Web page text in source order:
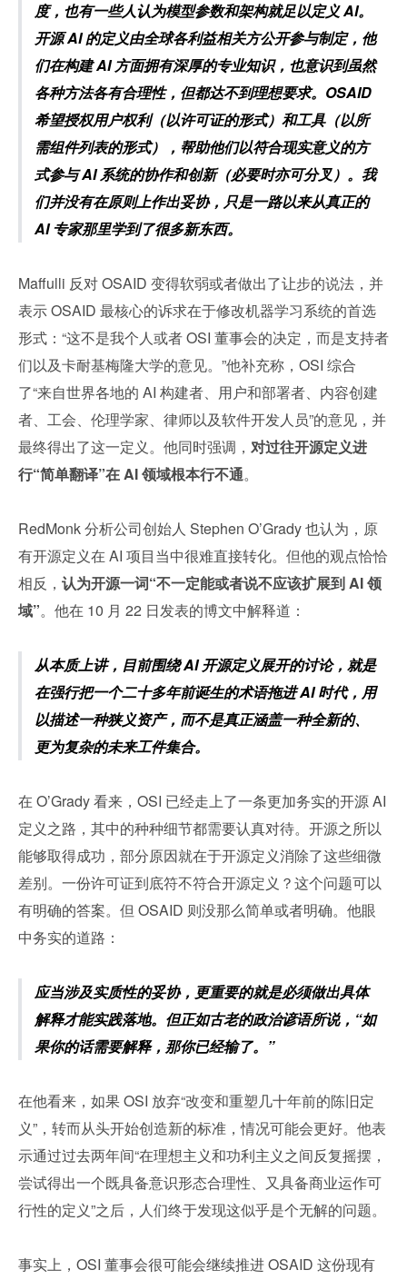
度，也有一些人认为模型参数和架构就足以定义 AI。
开源 AI 的定义由全球各利益相关方公开参与制定，他
们在构建 AI 方面拥有深厚的专业知识，也意识到虽然
各种方法各有合理性，但都达不到理想要求。OSAID
希望授权用户权利（以许可证的形式）和工具（以所
需组件列表的形式），帮助他们以符合现实意义的方
式参与 AI 系统的协作和创新（必要时亦可分叉）。我
们并没有在原则上作出妥协，只是一路以来从真正的
AI 专家那里学到了很多新东西。
Maffulli 反对 OSAID 变得软弱或者做出了让步的说法，并
表示 OSAID 最核心的诉求在于修改机器学习系统的首选
形式：“这不是我个人或者 OSI 董事会的决定，而是支持者
们以及卡耐基梅隆大学的意见。”他补充称，OSI 综合
了“来自世界各地的 AI 构建者、用户和部署者、内容创建
者、工会、伦理学家、律师以及软件开发人员”的意见，并
最终得出了这一定义。他同时强调， 对过往开源定义进
行“简单翻译”在 AI 领域根本行不通。
RedMonk 分析公司创始人 Stephen O’Grady 也认为，原
有开源定义在 AI 项目当中很难直接转化。但他的观点恰恰
相反， 认为开源一词“不一定能或者说不应该扩展到 AI 领
域”。他在 10 月 22 日发表的博文中解释道：
从本质上讲，目前围绕 AI 开源定义展开的讨论，就是
在强行把一个二十多年前诞生的术语拖进 AI 时代，用
以描述一种狭义资产，而不是真正涵盖一种全新的、
更为复杂的未来工件集合。
在 O’Grady 看来，OSI 已经走上了一条更加务实的开源 AI
定义之路，其中的种种细节都需要认真对待。开源之所以
能够取得成功，部分原因就在于开源定义消除了这些细微
差别。一份许可证到底符不符合开源定义？这个问题可以
有明确的答案。但 OSAID 则没那么简单或者明确。他眼
中务实的道路：
应当涉及实质性的妥协，更重要的就是必须做出具体
解释才能实践落地。但正如古老的政治谚语所说，“如
果你的话需要解释，那你已经输了。”
在他看来，如果 OSI 放弃“改变和重塑几十年前的陈旧定
义”，转而从头开始创造新的标准，情况可能会更好。他表
示通过过去两年间“在理想主义和功利主义之间反复摇摆，
尝试得出一个既具备意识形态合理性、又具备商业运作可
行性的定义”之后，人们终于发现这似乎是个无解的问题。
事实上，OSI 董事会很可能会继续推进 OSAID 这份现有